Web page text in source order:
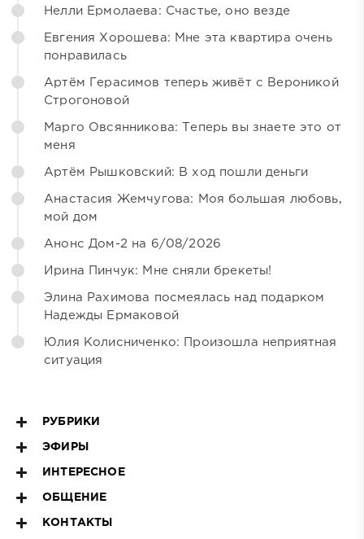
Нелли Ермолаева: Счастье, оно везде
Евгения Хорошева: Мне эта квартира очень
понравилась
Артём Герасимов теперь живёт с Вероникой
Строгоновой
Марго Овсянникова: Теперь вы знаете это от
меня
Артём Рышковский: В ход пошли деньги
Анастасия Жемчугова: Моя большая любовь,
мой дом
Анонс Дом-2 на 6/08/2026
Ирина Пинчук: Мне сняли брекеты!
Элина Рахимова посмеялась над подарком
Надежды Ермаковой
Юлия Колисниченко: Произошла неприятная
ситуация
РУБРИКИ
ЭФИРЫ
ИНТЕРЕСНОЕ
ОБЩЕНИЕ
КОНТАКТЫ